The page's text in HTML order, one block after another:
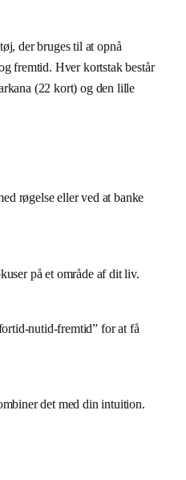
der bruges til at opnå
fremtid. Hver kortstak består
(22 kort) og den lille
røgelse eller ved at banke
på et område af dit liv.
nutid-fremtid” for at få
det med din intuition.